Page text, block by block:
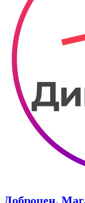
Доброцен.